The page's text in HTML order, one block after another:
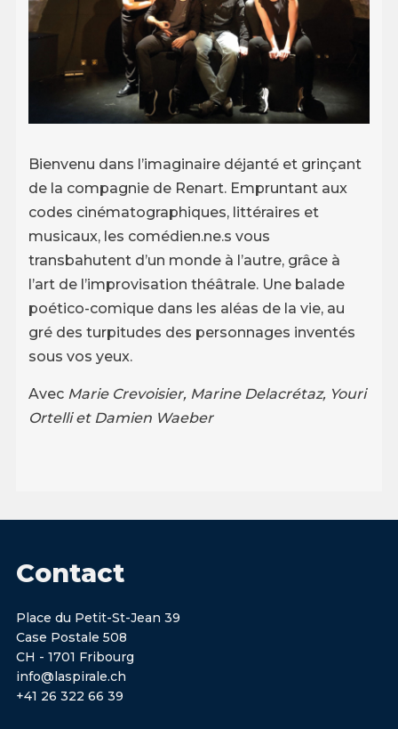
Bienvenu dans l’imaginaire déjanté et grinçant
de la compagnie de Renart. Empruntant aux
codes cinématographiques, littéraires et
musicaux, les comédien.ne.s vous
transbahutent d’un monde à l’autre, grâce à
l’art de l’improvisation théâtrale. Une balade
poético-comique dans les aléas de la vie, au
gré des turpitudes des personnages inventés
sous vos yeux.
Avec Marie Crevoisier, Marine Delacrétaz, Youri
Ortelli et Damien Waeber
Contact
Place du Petit-St-Jean 39
Case Postale 508
CH - 1701 Fribourg
info@laspirale.ch
+41 26 322 66 39